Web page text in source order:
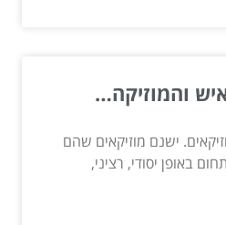
והמוזיקה…
ישנם מוזיקאים שהם
באופן יסודי, רציני,